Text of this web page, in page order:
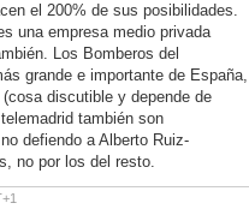
el 200% de sus posibilidades.
una empresa medio privada
Los Bomberos del
grande e importante de España,
discutible y depende de
también son
defiendo a Alberto Ruiz-
no por los del resto.